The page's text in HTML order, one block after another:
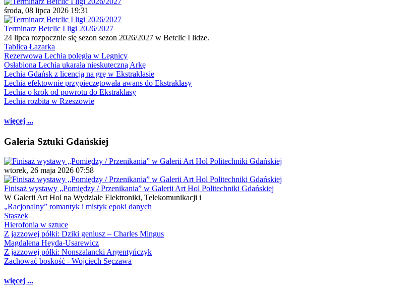
środa, 08 lipca 2026 19:31
Terminarz Betclic I ligi 2026/2027
24 lipca rozpocznie się sezon sezon 2026/2027 w Betclic I lidze.
Tablica Łazarka
Rezerwowa Lechia poległa w Legnicy
Osłabiona Lechia ukarała nieskuteczną Arkę
Lechia Gdańsk z licencją na grę w Ekstraklasie
Lechia efektownie przypieczętowała awans do Ekstraklasy
Lechia o krok od powrotu do Ekstraklasy
Lechia rozbita w Rzeszowie
więcej ...
Galeria Sztuki Gdańskiej
wtorek, 26 maja 2026 07:58
Finisaż wystawy „Pomiędzy / Przenikania” w Galerii Art Hol Politechniki Gdańskiej
W Galerii Art Hol na Wydziale Elektroniki, Telekomunikacji i
„Racjonalny” romantyk i mistyk epoki danych
Staszek
Hierofonia w sztuce
Z jazzowej półki: Dziki geniusz – Charles Mingus
Magdalena Heyda-Usarewicz
Z jazzowej półki: Nonszalancki Argentyńczyk
Zachować boskość - Wojciech Sęczawa
więcej ...